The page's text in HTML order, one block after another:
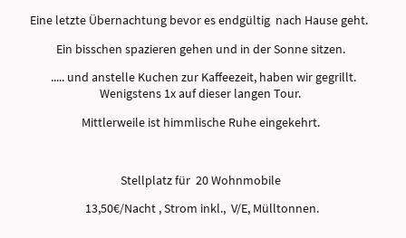
Eine letzte Übernachtung bevor es endgültig nach Hause geht.
Ein bisschen spazieren gehen und in der Sonne sitzen.
..... und anstelle Kuchen zur Kaffeezeit, haben wir gegrillt.
Wenigstens 1x auf dieser langen Tour.
Mittlerweile ist himmlische Ruhe eingekehrt.
Stellplatz für 20 Wohnmobile
13,50€/Nacht , Strom inkl., V/E, Mülltonnen.